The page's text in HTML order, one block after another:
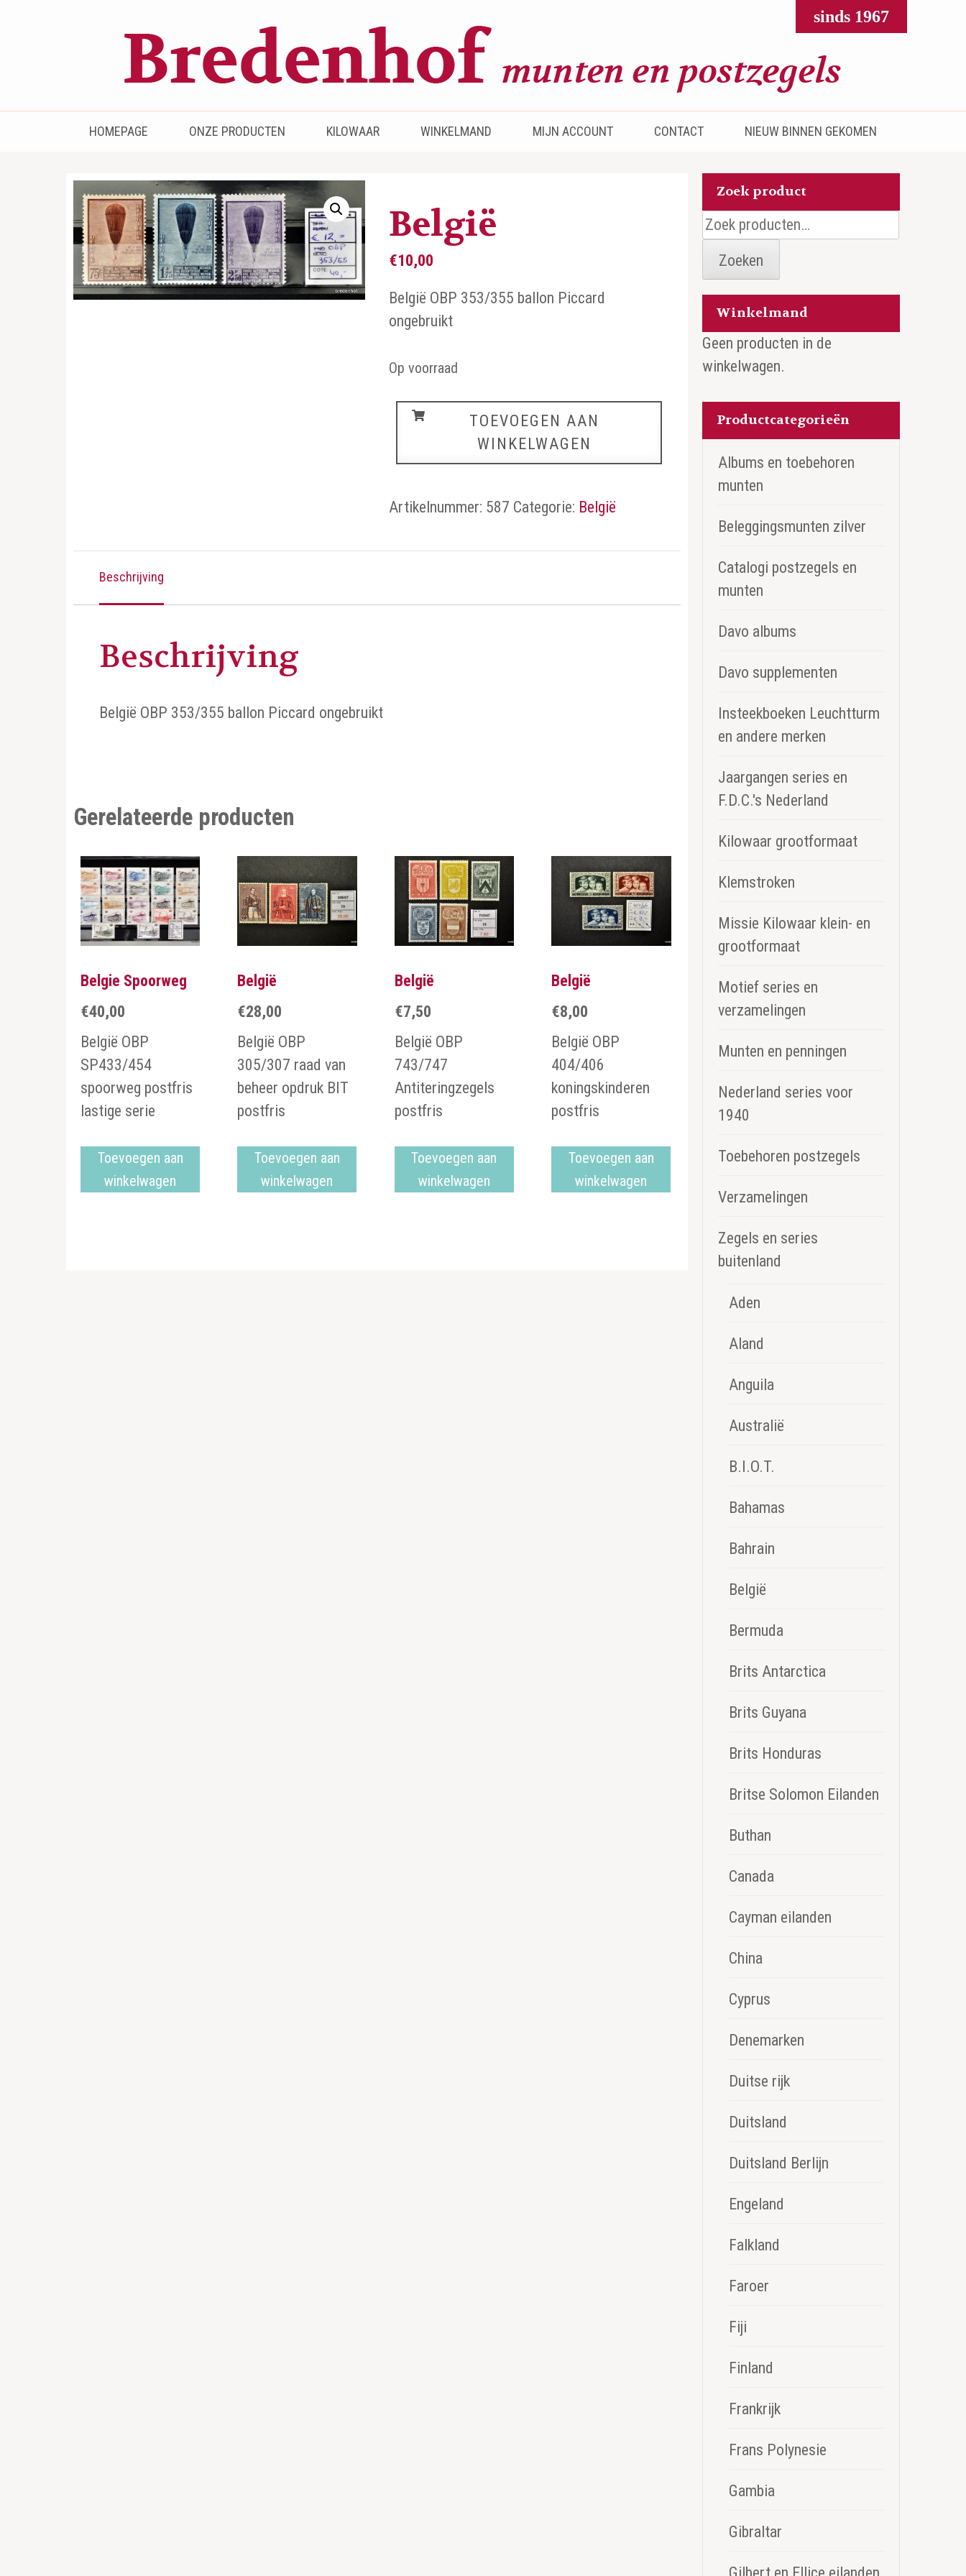
sinds 1967
Bredenhof
Postzegels en munten
HOMEPAGE ONZE PRODUCTEN KILOWAAR WINKELMAND MIJN ACCOUNT CONTACT NIEUW BINNEN GEKOMEN
België
€10,00
België OBP 353/355 ballon Piccard
ongebruikt
Op voorraad
België
TOEVOEGEN AAN
WINKELWAGEN
Artikelnummer: 587 Categorie: België
Beschrijving
Beschrijving
België OBP 353/355 ballon Piccard ongebruikt
Gerelateerde producten
Belgie Spoorweg
€40,00
België OBP
SP433/454
spoorweg postfris
lastige serie
Toevoegen aan
winkelwagen
België
€28,00
België OBP
305/307 raad van
beheer opdruk BIT
postfris
Toevoegen aan
winkelwagen
België
€7,50
België OBP
743/747
Antiteringzegels
postfris
Toevoegen aan
winkelwagen
België
€8,00
België OBP
404/406
koningskinderen
postfris
Toevoegen aan
winkelwagen
Zoek product
Zoeken
naar:
Zoeken
Winkelmand
Geen producten in de
winkelwagen.
Productcategorieën
Albums en toebehoren
munten
Beleggingsmunten zilver
Catalogi postzegels en
munten
Davo albums
Davo supplementen
Insteekboeken Leuchtturm
en andere merken
Jaargangen series en
F.D.C.'s Nederland
Kilowaar grootformaat
Klemstroken
Missie Kilowaar klein- en
grootformaat
Motief series en
verzamelingen
Munten en penningen
Nederland series voor
1940
Toebehoren postzegels
Verzamelingen
Zegels en series
buitenland
Aden
Aland
Anguila
Australië
B.I.O.T.
Bahamas
Bahrain
België
Bermuda
Brits Antarctica
Brits Guyana
Brits Honduras
Britse Solomon Eilanden
Buthan
Canada
Cayman eilanden
China
Cyprus
Denemarken
Duitse rijk
Duitsland
Duitsland Berlijn
Engeland
Falkland
Faroer
Fiji
Finland
Frankrijk
Frans Polynesie
Gambia
Gibraltar